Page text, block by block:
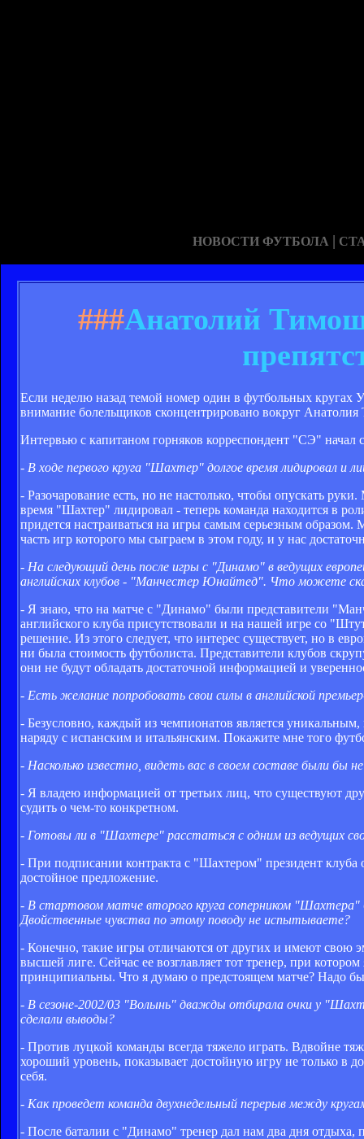
НОВОСТИ ФУТБОЛА |
###Анатолий
Если неделю назад темой номер один в футбольных кругах
внимание болельщиков сконцентрировано вокруг
Интервью с капитаном горняков корреспондент "СЭ" начал
- В ходе первого круга "Шахтер" долгое время лидировал и
- Разочарование есть, но не настолько, чтобы опускать
время "Шахтер" лидировал - теперь команда находится в
придется настраиваться на игры самым серьезным
часть игр которого мы сыграем в этом году, и у нас
- На следующий день после игры с "Динамо" в ведущих
английских клубов - "Манчестер Юнайтед". Что можете
- Я знаю, что на матче с "Динамо" были представители
английского клуба присутствовали и на нашей игре со
решение. Из этого следует, что интерес существует, но в
ни была стоимость футболиста. Представители клубов
они не будут обладать достаточной информацией и
- Есть желание попробовать свои силы в английской
- Безусловно, каждый из чемпионатов является
наряду с испанским и итальянским. Покажите мне того
- Насколько известно, видеть вас в своем составе были бы
- Я владею информацией от третьих лиц, что существуют
судить о чем-то конкретном.
- Готовы ли в "Шахтере" расстаться с одним из ведущих
- При подписании контракта с "Шахтером" президент клуба
достойное предложение.
- В стартовом матче второго круга соперником "Шахтера"
Двойственные чувства по этому поводу не испытываете?
- Конечно, такие игры отличаются от других и имеют свою
высшей лиге. Сейчас ее возглавляет тот тренер, при
принципиальны. Что я думаю о предстоящем матче? Надо бы
- В сезоне-2002/03 "Волынь" дважды отбирала очки у
сделали выводы?
- Против луцкой команды всегда тяжело играть. Вдвойне
хороший уровень, показывает достойную игру не только в
себя.
- Как проведет команда двухнедельный перерыв между
- После баталии с "Динамо" тренер дал нам два дня отдыха,